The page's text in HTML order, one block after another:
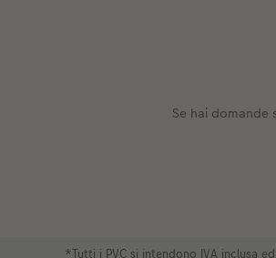
Se hai
*Tutti i PVC si intendono IVA inclusa